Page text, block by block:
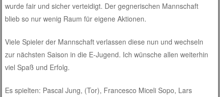
wurde fair und sicher verteidigt. Der gegnerischen Mannschaft
blieb so nur wenig Raum für eigene Aktionen.
Viele Spieler der Mannschaft verlassen diese nun und wechseln
zur nächsten Saison in die E-Jugend. Ich wünsche allen weiterhin
viel Spaß und Erfolg.
Es spielten: Pascal Jung, (Tor), Francesco Miceli Sopo, Lars